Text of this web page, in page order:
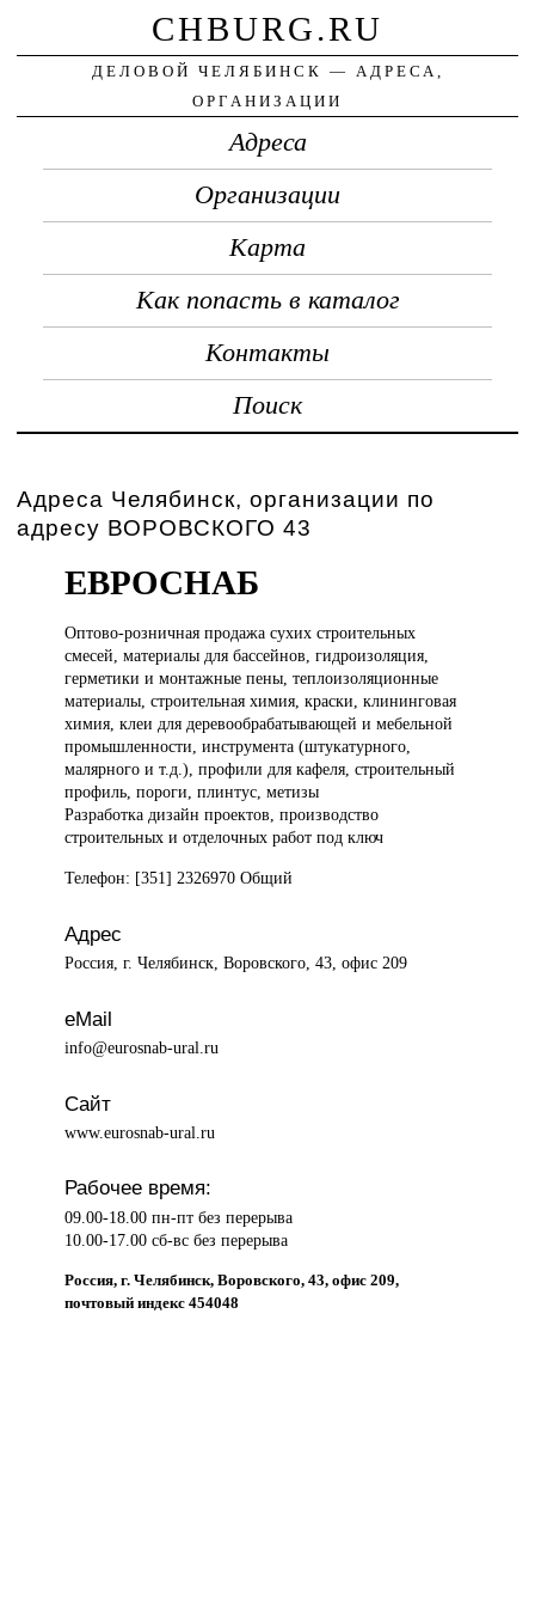
CHBURG.RU
ДЕЛОВОЙ ЧЕЛЯБИНСК — АДРЕСА,
ОРГАНИЗАЦИИ
Адреса
Организации
Карта
Как попасть в каталог
Контакты
Поиск
Адреса Челябинск, организации по
адресу ВОРОВСКОГО 43
ЕВРОСНАБ
Оптово-розничная продажасухих строительных
смесей, материалы для бассейнов, гидроизоляция,
герметики и монтажные пены, теплоизоляционные
материалы, строительная химия, краски, клининговая
химия, клеи для деревообрабатывающей и мебельной
промышленности, инструмента (штукатурного,
малярного и т.д.), профили для кафеля, строительный
профиль, пороги, плинтус, метизы
Разработка дизайн проектов, производство
строительных и отделочных работ под ключ
Телефон: [351] 2326970 Общий
Адрес
Россия, г. Челябинск, Воровского, 43, офис 209
eMail
info@eurosnab-ural.ru
Сайт
www.eurosnab-ural.ru
Рабочее время:
09.00-18.00 пн-пт без перерыва
10.00-17.00 сб-вс без перерыва
Россия, г. Челябинск, Воровского, 43, офис 209,
почтовый индекс 454048